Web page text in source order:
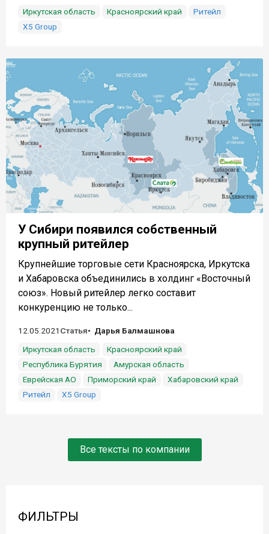
Иркутская область
Красноярский край
Ритейл
X5 Group
У Сибири появился собственный
крупный ритейлер
Крупнейшие торговые сети Красноярска, Иркутска
и Хабаровска объединились в холдинг «Восточный
союз». Новый ритейлер легко составит
конкуренцию не только...
12.05.2021 Статья
Дарья Балмашнова
Иркутская область
Красноярский край
Республика Бурятия
Амурская область
Еврейская АО
Приморский край
Хабаровский край
Ритейл
X5 Group
Все тексты по компании
ФИЛЬТРЫ